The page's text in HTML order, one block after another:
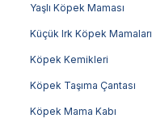
Yaşlı Köpek Maması
Küçük Irk Köpek Mamaları
Köpek Kemikleri
Köpek Taşıma Çantası
Köpek Mama Kabı